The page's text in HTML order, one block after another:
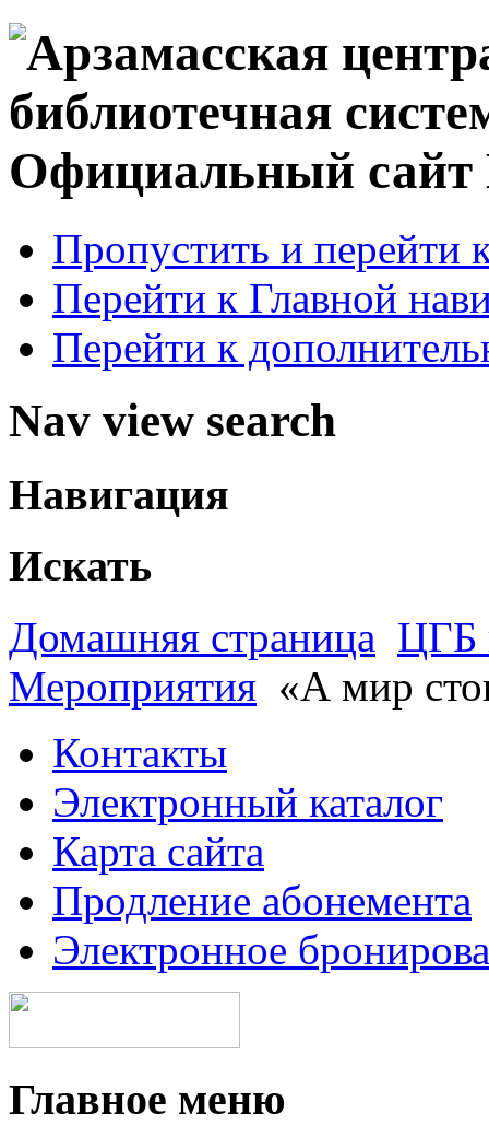
Официальный
Пропустить и перейти
Перейти к Главной
Перейти к
Nav view search
Навигация
Искать
Домашняя страница ЦГБ
Мероприятия «А мир
Контакты
Электронный каталог
Карта сайта
Продление абонемента
Электронное
Главное меню